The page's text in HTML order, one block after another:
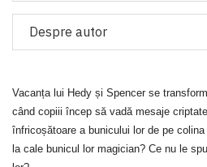
Despre autor
Vacanța lui Hedy și Spencer se
când copiii încep să vadă mesaje
înfricoșătoare a bunicului lor de pe
la cale bunicul lor magician? Ce nu le